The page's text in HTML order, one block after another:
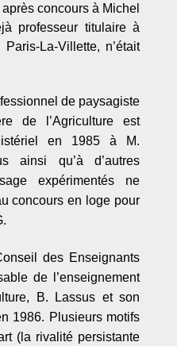
concours à Michel
professeur titulaire à
Paris-La-Villette, n’était
de paysagiste
de l ’Agriculture est
ériel en 1985à M.
ainsi qu’àd’autres
expérimentés ne
concours en loge pour
des Enseignants
de l’enseignement
B. Lassus et son
1986. Plusieurs motifs
(la rivalité persistante